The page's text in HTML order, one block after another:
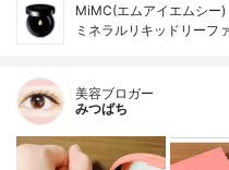
MiMC(エムアイエムシー)
ミネラルリキッドリーフ
美容ブロガー
みつばち